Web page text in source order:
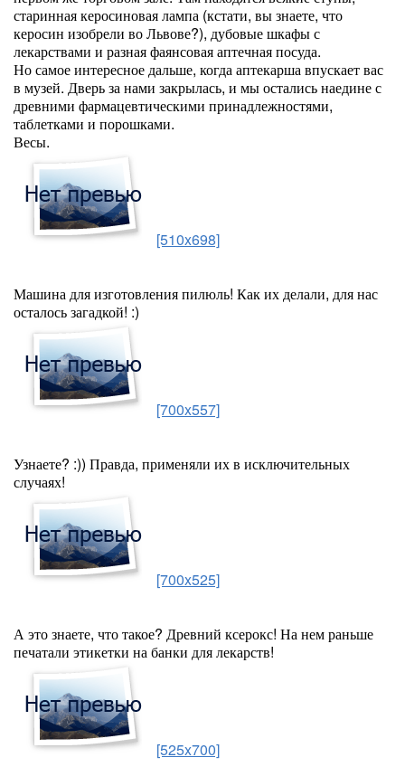
старинная керосиновая лампа (кстати, вы знаете, что
керосин изобрели во Львове?), дубовые шкафы с
лекарствами и разная фаянсовая аптечная посуда.
Но самое интересное дальше, когда аптекарша впускает вас
в музей. Дверь за нами закрылась, и мы остались наедине с
древними фармацевтическими принадлежностями,
таблетками и порошками.
Весы.
[510x698]
Машина для изготовления пилюль! Как их делали, для нас
осталось загадкой! :)
[700x557]
Узнаете? :)) Правда, применяли их в исключительных
случаях!
[700x525]
А это знаете, что такое? Древний ксерокс! На нем раньше
печатали этикетки на банки для лекарств!
[525x700]